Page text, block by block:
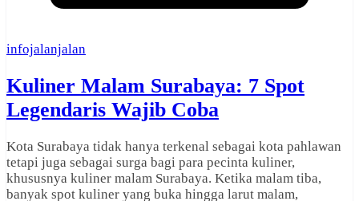
infojalanjalan
Kuliner Malam Surabaya: 7 Spot
Legendaris Wajib Coba
Kota Surabaya tidak hanya terkenal sebagai kota pahlawan
tetapi juga sebagai surga bagi para pecinta kuliner,
khususnya kuliner malam Surabaya. Ketika malam tiba,
banyak spot kuliner yang buka hingga larut malam,